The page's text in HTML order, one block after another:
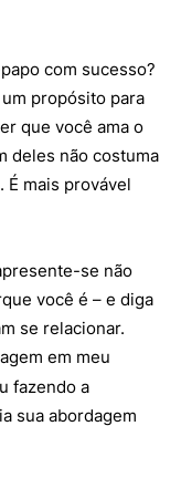
com sucesso?
propósito para
que você ama o
deles não costuma
É mais provável
se não
você é – e diga
se relacionar.
em meu
fazendo a
sua abordagem